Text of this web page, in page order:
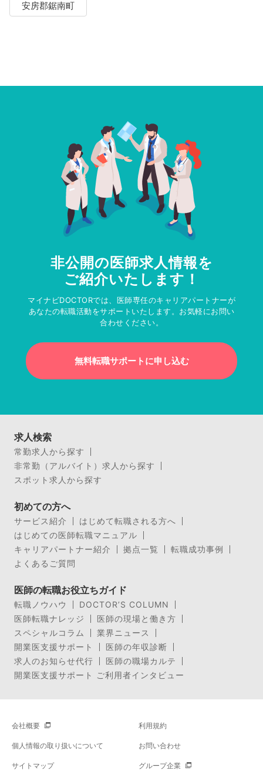
安房郡鋸南町
非公開の医師求人情報を
ご紹介いたします！
マイナビDOCTORでは、医師専任のキャリアパートナーが
あなたの転職活動をサポートいたします。お気軽にお問い
合わせください。
無料転職サポートに申し込む
求人検索
常勤求人から探す
非常勤（アルバイト）求人から探す
スポット求人から探す
初めての方へ
サービス紹介
はじめて転職される方へ
はじめての医師転職マニュアル
キャリアパートナー紹介
拠点一覧
転職成功事例
よくあるご質問
医師の転職お役立ちガイド
転職ノウハウ
DOCTOR’S COLUMN
医師転職ナレッジ
医師の現場と働き方
スペシャルコラム
業界ニュース
開業医支援サポート
医師の年収診断
求人のお知らせ代行
医師の職場カルテ
開業医支援サポート ご利用者インタビュー
会社概要 利用規約
個人情報の取り扱いについて お問い合わせ
サイトマップ グループ企業